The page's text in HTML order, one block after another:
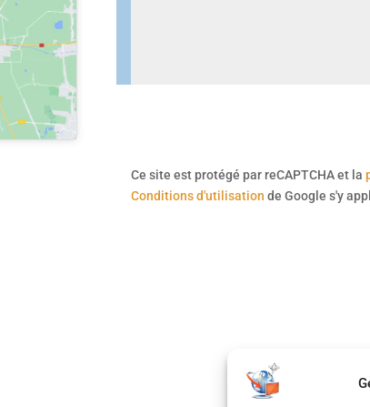
Ce site est protégé par reCAPTCHA et la
Conditions d'utilisation de Google s'y